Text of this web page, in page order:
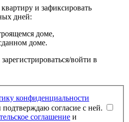
и зафиксировать
дней:
доме,
доме.
войти в
конфиденциальности
подтверждаю согласие с ней.
соглашение